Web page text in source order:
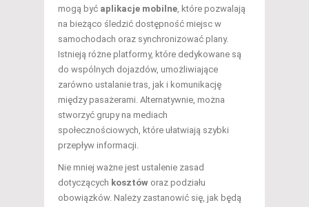
mogą być aplikacje mobilne, które pozwalają
na bieżąco śledzić dostępność miejsc w
samochodach oraz synchronizować plany.
Istnieją różne platformy, które dedykowane są
do wspólnych dojazdów, umożliwiające
zarówno ustalanie tras, jak i komunikację
między pasażerami. Alternatywnie, można
stworzyć grupy na mediach
społecznościowych, które ułatwiają szybki
przepływ informacji.
Nie mniej ważne jest ustalenie zasad
dotyczących kosztów oraz podziału
obowiązków. Należy zastanowić się, jak będą